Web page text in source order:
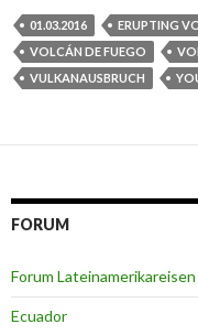
b
o
o
k
t
e
r
01.03.2016 ERUPTING
VOLCÁN DE FUEGO
VULKANAUSBRUCH
FORUM
Forum Lateinamerikareisen
Ecuador